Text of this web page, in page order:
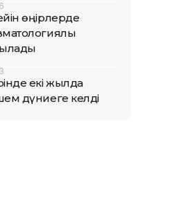
өңірлерде
екі жылда
дүниеге келді